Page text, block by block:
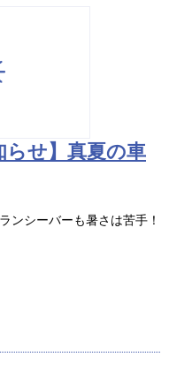
らせ】真夏の車
ンシーバーも暑さは苦手！